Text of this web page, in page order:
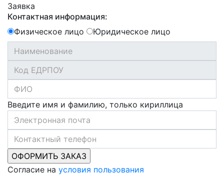
Заявка
Контактная информация:
Физическое лицо
Юридическое лицо
Введите имя и фамилию, только кириллица
Согласие на условия пользования